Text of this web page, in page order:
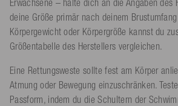
Erwachsene – halte dich an die Angaben des
deine Größe primär nach deinem
Körpergewicht oder Körpergröße kannst du
Größentabelle des Herstellers vergleichen.
Eine Rettungsweste sollte fest am Körper
Atmung oder Bewegung einzuschränken.
Passform, indem du die Schultern der